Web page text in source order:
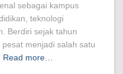
sebagai kampus
teknologi
Berdiri sejak tahun
menjadi salah satu
Read more…